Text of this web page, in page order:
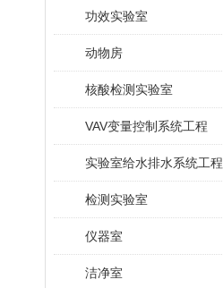
功效实验室
动物房
核酸检测实验室
VAV变量控制系统工程
实验室给水排水系统工程
检测实验室
仪器室
洁净室